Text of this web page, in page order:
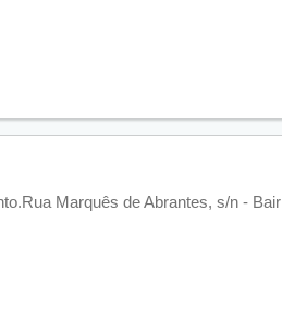
Marquês de Abrantes, s/n -